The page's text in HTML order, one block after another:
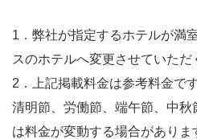
1．弊社が指定するホテルが満
スのホテルへ変更させていただ
2．上記掲載料金は参考料金で
清明節、労働節、端午節、中
は料金が変動する場合がありま